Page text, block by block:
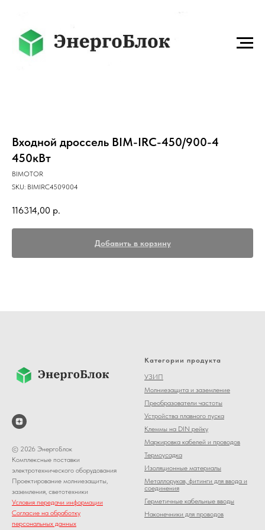
Входной дроссель BIM-IRC-450/900-4
450кВт
BIMOTOR
SKU: BIMIRC4509004
116314,00 р.
Добавить в корзину
© 2026 ЭнергоБлок
Комплексные поставки
электротехнического оборудования
Проектирование молниезащиты,
заземления, светотехники
Условия передачи информации
Согласие на обработку
персональных данных
Категории продукта
УЗИП
Молниезащита и заземление
Преобразователи частоты
Устройства плавного пуска
Клеммы на DIN рейку
Маркировка кабелей и проводов
Термоусадка
Изоляционные материалы
Металлорукав, фитинги для ввода и
соединения
Герметичные кабельные вводы
Наконечники для проводов